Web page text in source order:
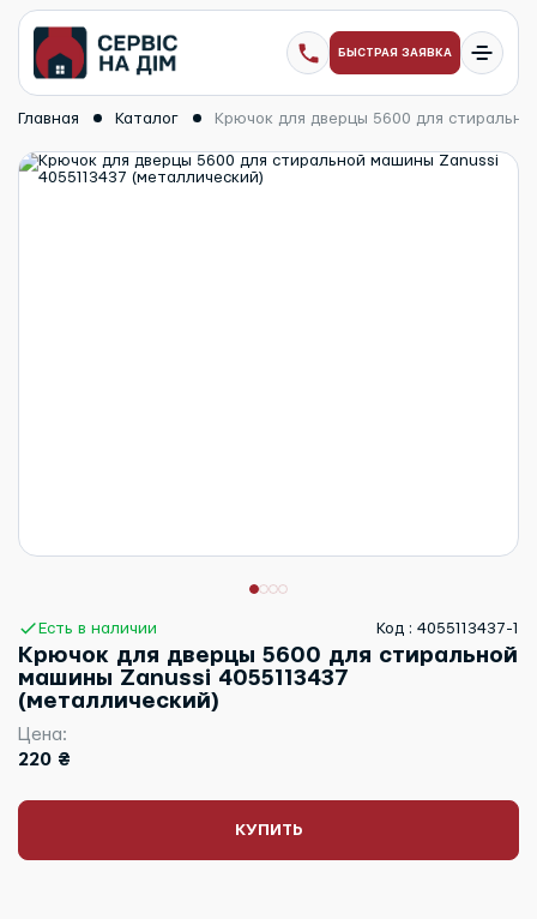
БЫСТРАЯ ЗАЯВКА
Главная Каталог Крючок для дверцы 5600 для
Есть в наличии Код : 4055113437-1
Крючок для дверцы 5600 для стиральной
машины Zanussi 4055113437
(металлический)
Цена:
220 ₴
КУПИТЬ